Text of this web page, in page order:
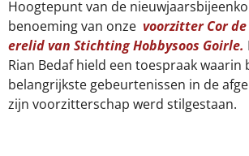
Hoogtepunt van de
benoeming van onze voorzitter Cor
erelidvan Stichting Hobbysoos Goirle.
Rian Bedaf hield een toespraak waarin
belangrijkste gebeurtenissen in de
zijn voorzitterschap werd stilgestaan.